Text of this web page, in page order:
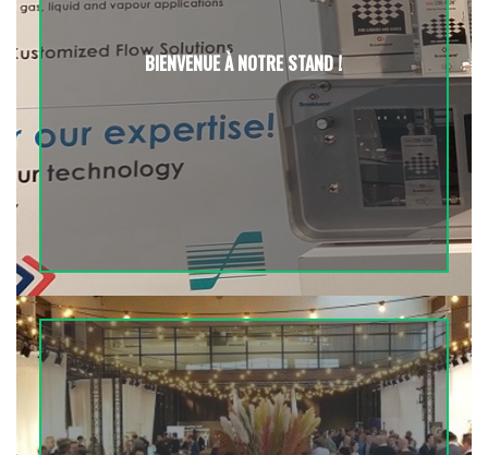
BIENVENUE À NOTRE STAND !